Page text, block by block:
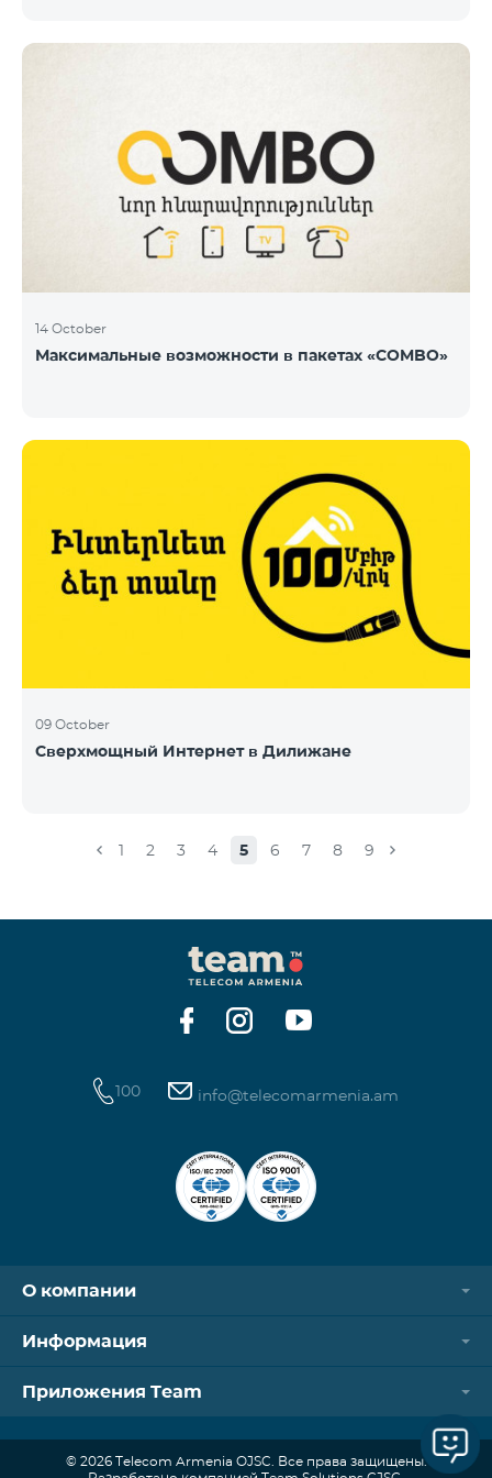
14 October
Максимальные возможности в пакетах «COMBO»
09 October
Сверхмощный Интернет в Дилижане
1 2 3 4 5 6 7 8 9
100 info@telecomarmenia.am
О компании
Информация
Приложения Team
© 2026 Telecom Armenia OJSC. Все права защищены.